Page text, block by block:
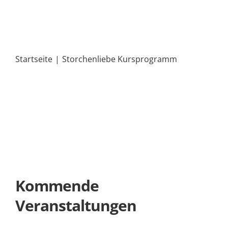
Startseite Storchenliebe Kursprogramm
Kommende
Veranstaltungen